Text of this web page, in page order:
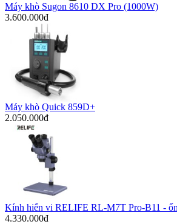
Máy khò Sugon 8610 DX Pro (1000W)
3.600.000đ
Máy khò Quick 859D+
2.050.000đ
Kính hiển vi RELIFE RL-M7T Pro-B11 -
4.330.000đ